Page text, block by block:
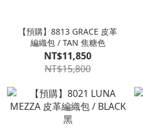
【預購】8813 GRACE 皮革
編織包 / TAN 焦糖色
NT$11,850
NT$15,800